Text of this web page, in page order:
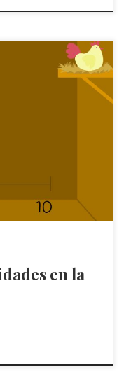
la paja en el
en la